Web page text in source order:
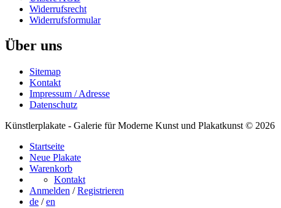
Widerrufsrecht
Widerrufsformular
Über uns
Sitemap
Kontakt
Impressum / Adresse
Datenschutz
Künstlerplakate - Galerie für Moderne Kunst und Plakatkunst © 2026
Startseite
Neue Plakate
Warenkorb
Kontakt
Anmelden / Registrieren
de /en